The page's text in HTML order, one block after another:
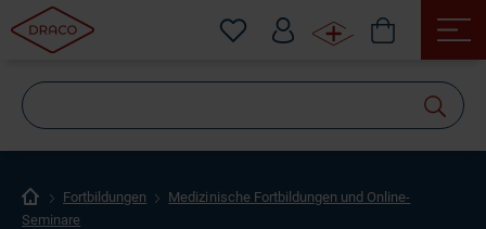
Fortbildungen
Medizinische Fortbildungen und Online-
Seminare
suchen